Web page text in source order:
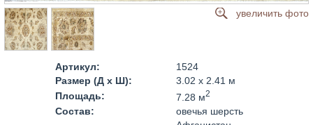
увеличить фото
Артикул:
1524
Размер (Д x Ш):
3.02 x 2.41 м
Площадь:
7.28 м2
Состав:
овечья шерсть